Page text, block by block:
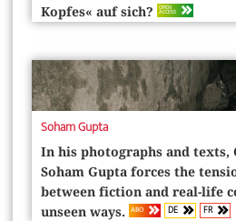
Kopfes« auf sich?
OPEN
ACCESS
Soham Gupta
In his photographs and texts,
Soham Gupta forces the
between fiction and real-life
unseen ways. ABO DE FR